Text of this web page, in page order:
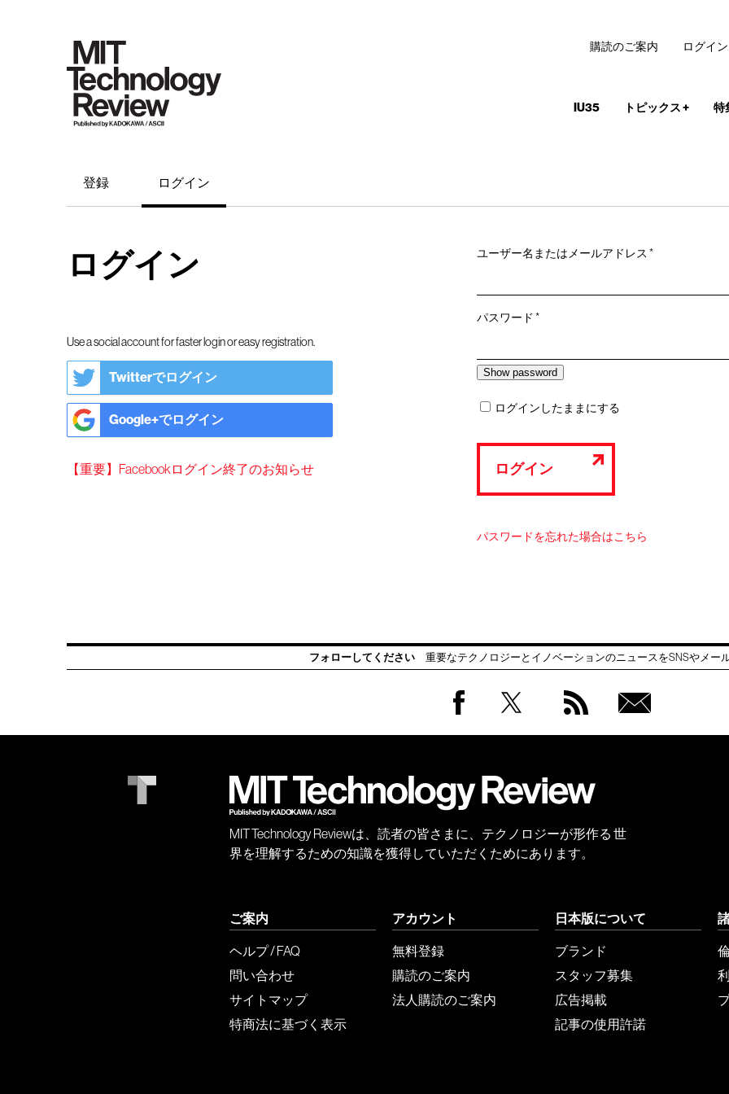
IU35 トピックス+ 特
購読のご案内 ログイン
登録 ログイン
ログイン
Use a social account for faster login or easy registration.
Twitterでログイン
Google+でログイン
【重要】Facebookログイン終了のお知らせ
ユーザー名またはメールアドレス*必
パスワード*必
ログインしたままにする
ログイン
パスワードを忘れた場合はこちら
フォローしてください 重要なテクノロジーとイノベーションのニュースをSNSやメー
会員
MIT Technology Reviewは、読者の皆さまに、テクノロジーが形作る 世
界を理解するための知識を獲得していただくためにあります。
ご案内
ヘルプ / FAQ
問い合わせ
サイトマップ
特商法に基づく表示
アカウント
無料登録
購読のご案内
法人購読のご案内
日本版について
ブランド
スタッフ募集
広告掲載
記事の使用許諾